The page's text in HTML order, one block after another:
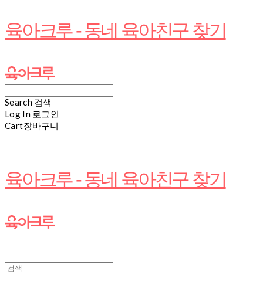
육아크루 - 동네 육아친구 찾기
Search 검색
Log In 로그인
Cart장바구니
육아크루 - 동네 육아친구 찾기